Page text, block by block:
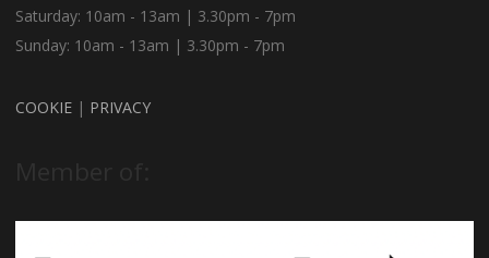
Saturday: 10am - 13am | 3.30pm - 7pm
Sunday: 10am - 13am | 3.30pm - 7pm
COOKIE | PRIVACY